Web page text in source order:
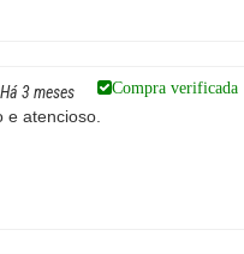
Há 3 meses Compra verificada
e atencioso.